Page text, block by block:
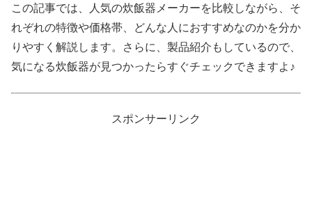
この記事では、人気の炊飯器メーカーを比較しながら、そ
れぞれの特徴や価格帯、どんな人におすすめなのかを分か
りやすく解説します。さらに、製品紹介もしているので、
気になる炊飯器が見つかったらすぐチェックできますよ♪
スポンサーリンク